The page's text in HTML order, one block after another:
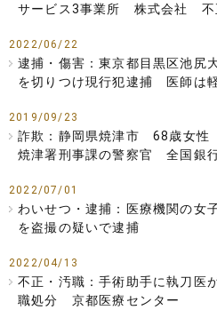
サービス3事業所 株式会社 不
2022/06/22
逮捕・傷害：東京都目黒区池
を切りつけ現行犯逮捕 医師は
2019/09/23
詐欺：静岡県焼津市 68歳女
焼津署刑事課の警察官 全国銀
2022/07/01
わいせつ・逮捕：医療機関の
を盗撮の疑いで逮捕
2022/04/13
不正・汚職：手術助手に執刀医
職処分 京都医療センター